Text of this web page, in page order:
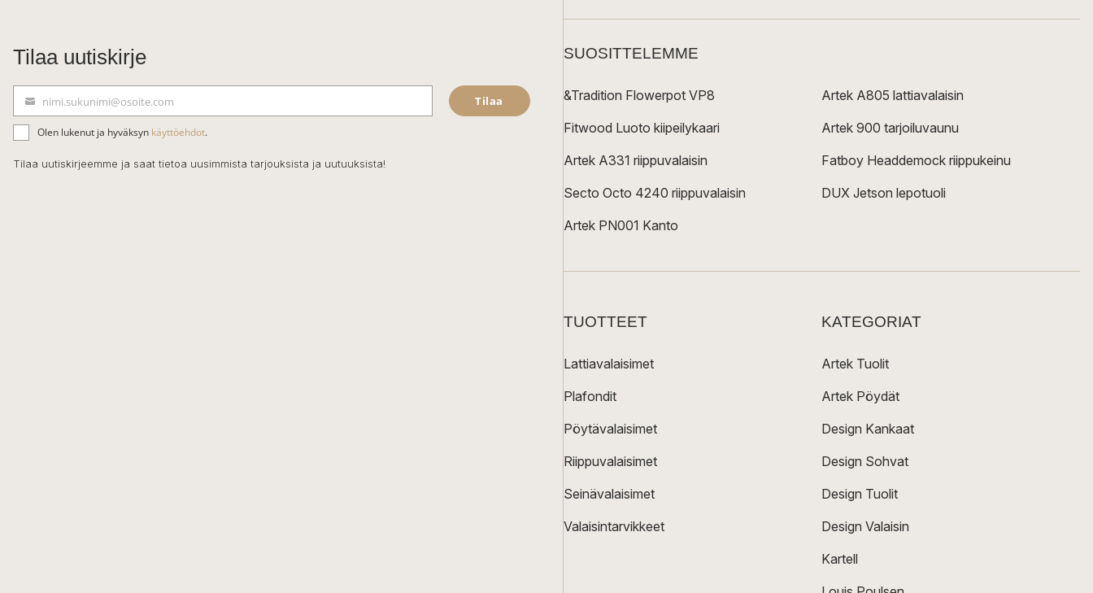
Tilaa uutiskirje
ä
h
k
nimi.sukunimi@osoite.com Tilaa
Olen lukenut ja hyväksyn käyttöehdot.
Tilaa uutiskirjeemme ja saat tietoa uusimmista tarjouksista ja uutuuksista!
SUOSITTELEMME
&Tradition Flowerpot VP8
Fitwood Luoto kiipeilykaari
Artek A331 riippuvalaisin
Secto Octo 4240 riippuvalaisin
Artek PN001 Kanto
Artek A805 lattiavalaisin
Artek 900 tarjoiluvaunu
Fatboy Headdemock riippukeinu
DUX Jetson lepotuoli
TUOTTEET
Lattiavalaisimet
Plafondit
Pöytävalaisimet
Riippuvalaisimet
Seinävalaisimet
Valaisintarvikkeet
KATEGORIAT
Artek Tuolit
Artek Pöydät
Design Kankaat
Design Sohvat
Design Tuolit
Design Valaisin
Kartell